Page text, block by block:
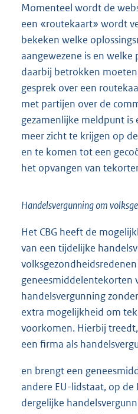
Momenteel wordt de
een «routekaart» wordt
bekeken welke
aangewezene is en
daarbij betrokken
gesprek over een
met partijen over de
gezamenlijke meldpunt is
meer zicht te krijgen op
en te komen tot een
het opvangen van
Handelsvergunning om
Het CBG heeft de
van een tijdelijke
geneesmiddelentekorten
handelsvergunning
extra mogelijkheid om
voorkomen. Hierbij
een firma als
en brengt een
andere EU-lidstaat, op de
dergelijke